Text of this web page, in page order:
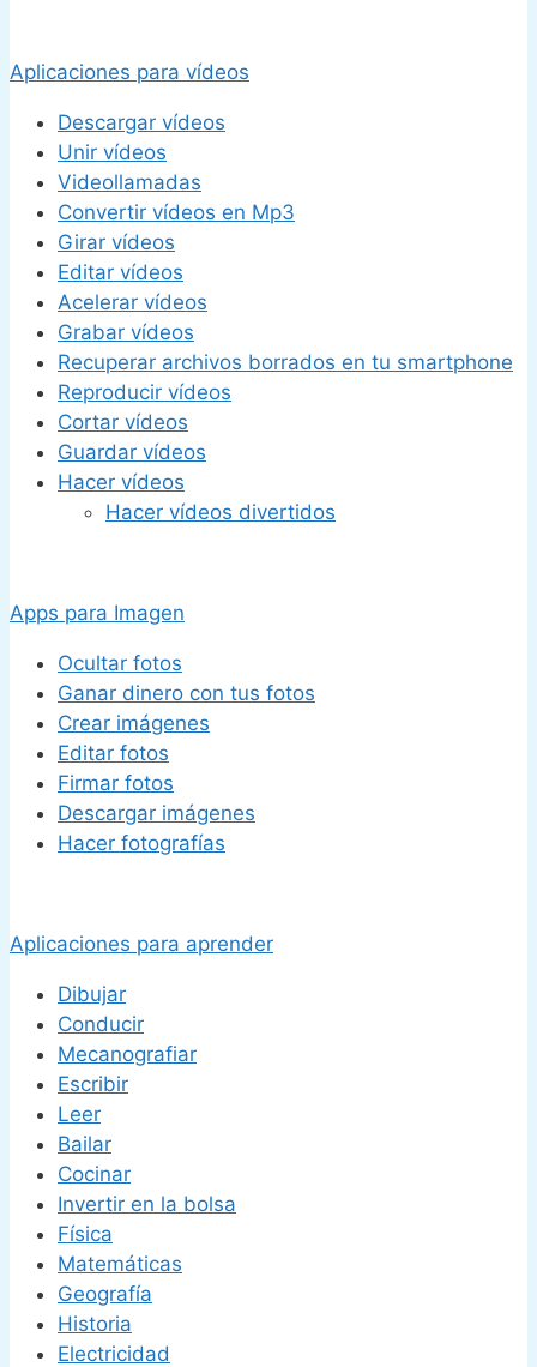
Aplicaciones para vídeos
Descargar vídeos
Unir vídeos
Videollamadas
Convertir vídeos en Mp3
Girar vídeos
Editar vídeos
Acelerar vídeos
Grabar vídeos
Recuperar archivos borrados en tu smartphone
Reproducir vídeos
Cortar vídeos
Guardar vídeos
Hacer vídeos
Hacer vídeos divertidos
Apps para Imagen
Ocultar fotos
Ganar dinero con tus fotos
Crear imágenes
Editar fotos
Firmar fotos
Descargar imágenes
Hacer fotografías
Aplicaciones para aprender
Dibujar
Conducir
Mecanografiar
Escribir
Leer
Bailar
Cocinar
Invertir en la bolsa
Física
Matemáticas
Geografía
Historia
Electricidad